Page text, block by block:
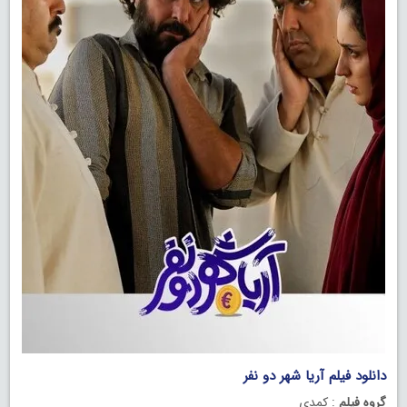
دانلود فیلم آریا شهر دو نفر
گروه فیلم : کمدی